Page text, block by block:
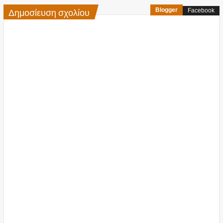
Δημοσίευση σχολίου Blogger Facebook